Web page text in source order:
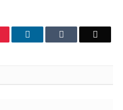
Pinterest LinkedIn